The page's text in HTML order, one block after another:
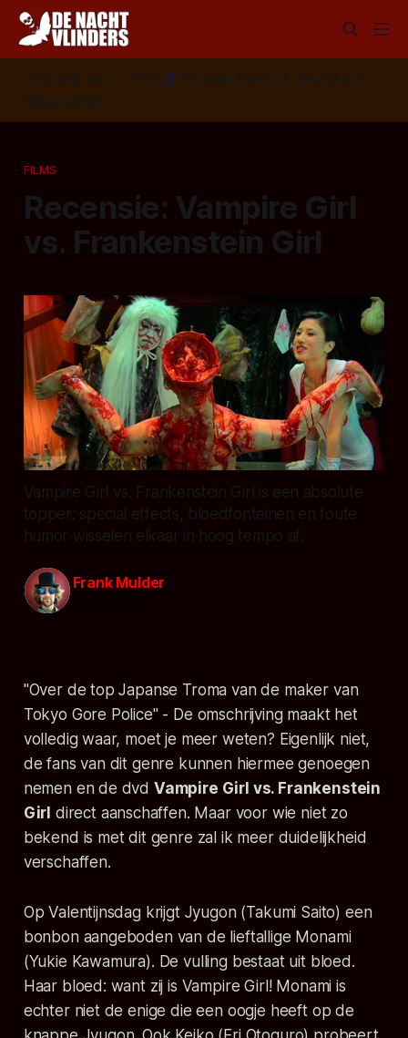
Volg ons op: 📣 RSS 📰 Google News 🦋 Bluesky
✉️
Nieuwsbrief
FILMS
Recensie: Vampire Girl
vs. Frankenstein Girl
Vampire Girl vs. Frankenstein Girl is een absolute
topper: special effects, bloedfonteinen en foute
humor wisselen elkaar in hoog tempo af.
Frank Mulder
"Over de top Japanse Troma van de maker van
Tokyo Gore Police"- De omschrijving maakt het
volledig waar, moet je meer weten? Eigenlijk niet,
de fans van dit genre kunnen hiermee genoegen
nemen en de dvd Vampire Girl vs. Frankenstein
Girl direct aanschaffen. Maar voor wie niet zo
bekend is met dit genre zal ik meer duidelijkheid
verschaffen.
Op Valentijnsdag krijgt Jyugon (Takumi Saito) een
bonbon aangeboden van de lieftallige Monami
(Yukie Kawamura). De vulling bestaat uit bloed.
Haar bloed: want zij is Vampire Girl! Monami is
echter niet de enige die een oogje heeft op de